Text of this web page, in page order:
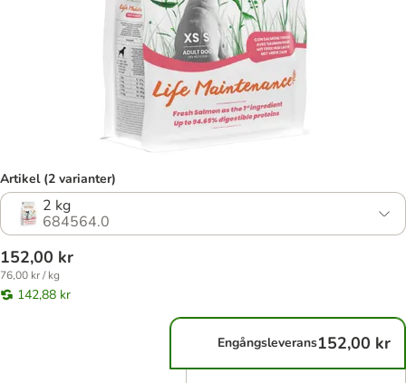
Artikel (2 varianter)
2 kg
684564.0
152,00 kr
76,00 kr / kg
142,88 kr
Engångsleverans152,00 kr